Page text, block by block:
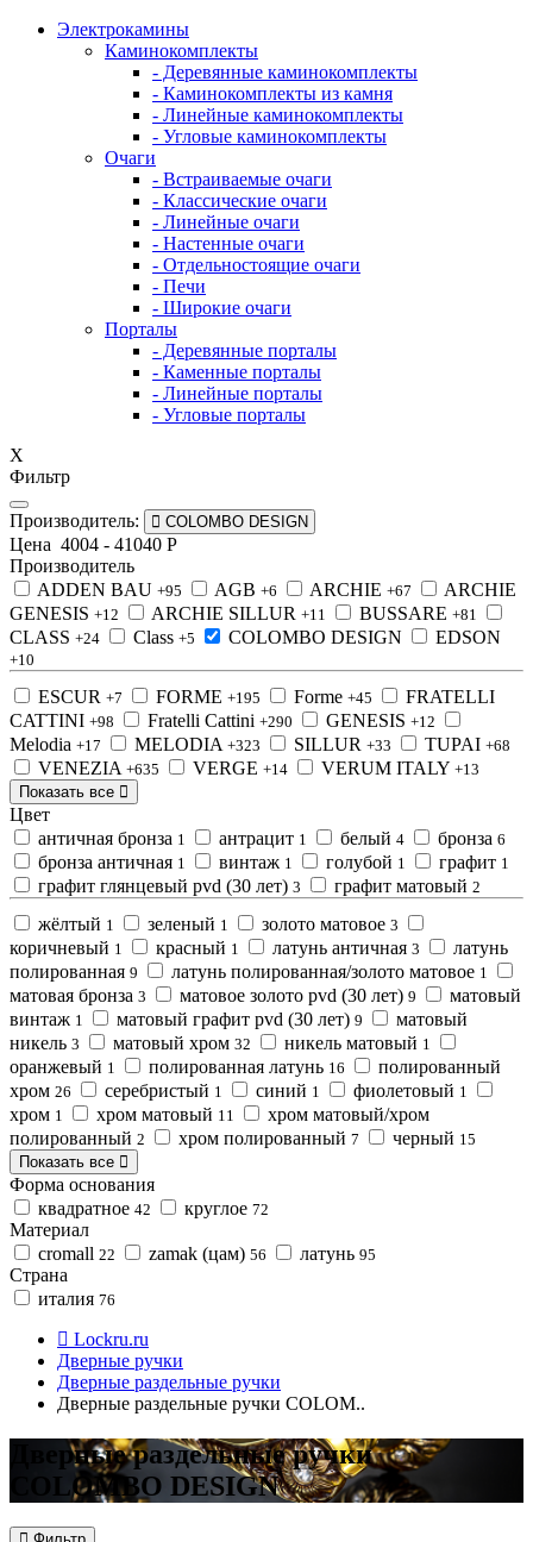
Электрокамины
Каминокомплекты
- Деревянные каминокомплекты
- Каминокомплекты из камня
- Линейные каминокомплекты
- Угловые каминокомплекты
Очаги
- Встраиваемые очаги
- Классические очаги
- Линейные очаги
- Настенные очаги
- Отдельностоящие очаги
- Печи
- Широкие очаги
Порталы
- Деревянные порталы
- Каменные порталы
- Линейные порталы
- Угловые порталы
X
Фильтр
Производитель: COLOMBO DESIGN
Цена 4004 - 41040 Р
Производитель
ADDEN BAU +95 AGB +6 ARCHIE +67
ARCHIE
GENESIS +12 ARCHIE SILLUR +11 BUSSARE +81
CLASS +24 Class +5 COLOMBO DESIGN EDSON
+10
ESCUR +7 FORME +195 Forme +45
FRATELLI
CATTINI +98 Fratelli Cattini +290 GENESIS +12
Melodia +17 MELODIA +323 SILLUR +33 TUPAI +68
VENEZIA +635 VERGE +14 VERUM ITALY +13
Показать все
Цвет
античная бронза 1 антрацит 1 белый 4 бронза 6
бронза античная 1 винтаж 1 голубой 1 графит 1
графит глянцевый pvd (30 лет) 3 графит матовый 2
жёлтый 1 зеленый 1 золото матовое 3
коричневый 1 красный 1 латунь античная 3
латунь
полированная 9 латунь полированная/золото матовое 1
матовая бронза 3 матовое золото pvd (30 лет) 9
матовый
винтаж 1 матовый графит pvd (30 лет) 9
матовый
никель 3 матовый хром 32 никель матовый 1
оранжевый 1 полированная латунь 16
полированный
хром 26 серебристый 1 синий 1 фиолетовый 1
хром 1 хром матовый 11
хром матовый/хром
полированный 2 хром полированный 7 черный 15
Показать все
Форма основания
квадратное 42 круглое 72
Материал
cromall 22 zamak (цам) 56 латунь 95
Страна
италия 76
Lockru.ru
Дверные ручки
Дверные раздельные ручки
Дверные раздельные ручки COLOM..
Дверные раздельные ручки
COLOMBO DESIGN